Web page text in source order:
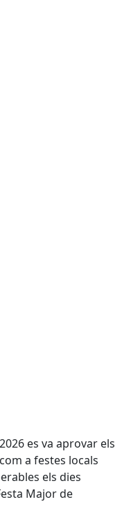
es va aprovar els
a festes locals
els dies
Major de